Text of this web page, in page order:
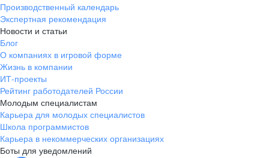
Производственный календарь
Экспертная рекомендация
Новости и статьи
Блог
О компаниях в игровой форме
Жизнь в компании
ИТ-проекты
Рейтинг работодателей России
Молодым специалистам
Карьера для молодых специалистов
Школа программистов
Карьера в некоммерческих организациях
Боты для уведомлений